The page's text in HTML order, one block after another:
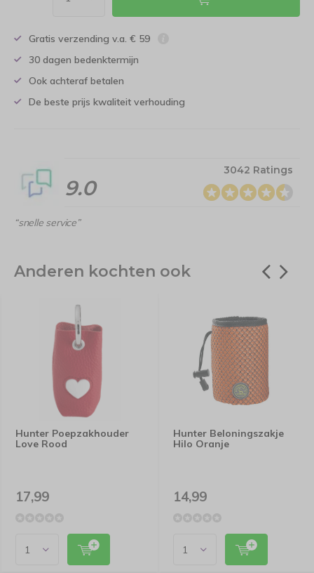
Gratis verzending v.a. € 59
30 dagen bedenktermijn
Ook achteraf betalen
De beste prijs kwaliteit verhouding
9.0
3042 Ratings
“snelle service”
Anderen kochten ook
Hunter Poepzakhouder
Love Rood
17,99
Hunter Beloningszakje
Hilo Oranje
14,99